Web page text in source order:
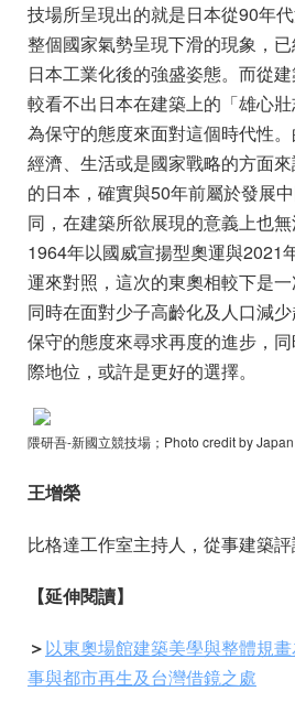
技場所呈現出的就是日本從90年
整個國家氣勢呈現下滑的現象，
日本工業化後的強盛姿態。而從
較看不出日本在建築上的「雄心
為保守的態度來面對這個時代性。
經濟、生活或是國家戰略的方面
的日本，確實與50年前屬於發展
同，在建築所欲展現的意義上也
1964年以國威宣揚型奧運與2021
運來對照，這次的東奧相較下是一
同時在面對少子高齡化及人口減
保守的態度來尋求再度的進步，
際地位，或許是更好的選擇。
隈研吾-新國立競技場 ；Photo credit by
王增榮
比格達工作室主持人，從事建築
【延伸閱讀】
＞以東奧場館建築美學與整體規
事與都市再生及台灣借鏡之處